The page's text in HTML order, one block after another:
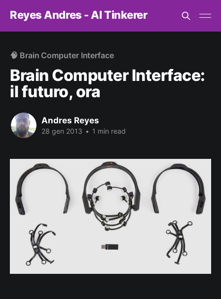
Reyes Andres - AI Tinkerer
🧠 Brain Computer Interface
Brain Computer Interface:
il futuro, ora
Andres Reyes
28 gen 2013 • 1 min read